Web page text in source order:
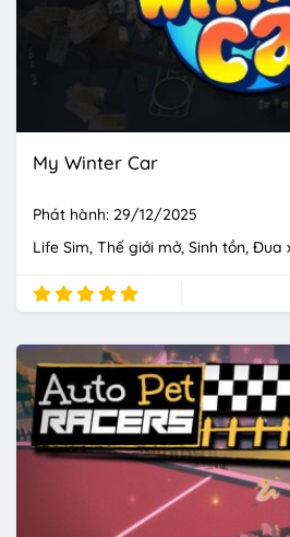
My Winter Car
Phát hành: 29/12/2025
Life Sim Thế giới mở Sinh tồn Đua